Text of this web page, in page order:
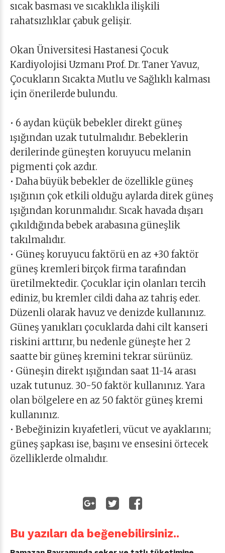
sıcak basması ve sıcaklıkla ilişkili
rahatsızlıklar çabuk gelişir.
Okan Üniversitesi Hastanesi Çocuk
Kardiyolojisi Uzmanı Prof. Dr. Taner Yavuz,
Çocukların Sıcakta Mutlu ve Sağlıklı kalması
için önerilerde bulundu.
• 6 aydan küçük bebekler direkt güneş
ışığından uzak tutulmalıdır. Bebeklerin
derilerinde güneşten koruyucu melanin
pigmenti çok azdır.
• Daha büyük bebekler de özellikle güneş
ışığının çok etkili olduğu aylarda direk güneş
ışığından korunmalıdır. Sıcak havada dışarı
çıkıldığında bebek arabasına güneşlik
takılmalıdır.
• Güneş koruyucu faktörü en az +30 faktör
güneş kremleri birçok firma tarafından
üretilmektedir. Çocuklar için olanları tercih
ediniz, bu kremler cildi daha az tahriş eder.
Düzenli olarak havuz ve denizde kullanınız.
Güneş yanıkları çocuklarda dahi cilt kanseri
riskini arttırır, bu nedenle güneşte her 2
saatte bir güneş kremini tekrar sürünüz.
• Güneşin direkt ışığından saat 11-14 arası
uzak tutunuz. 30-50 faktör kullanınız. Yara
olan bölgelere en az 50 faktör güneş kremi
kullanınız.
• Bebeğinizin kıyafetleri, vücut ve ayaklarını;
güneş şapkası ise, başını ve ensesini örtecek
özelliklerde olmalıdır.
Bu yazıları da beğenebilirsiniz..